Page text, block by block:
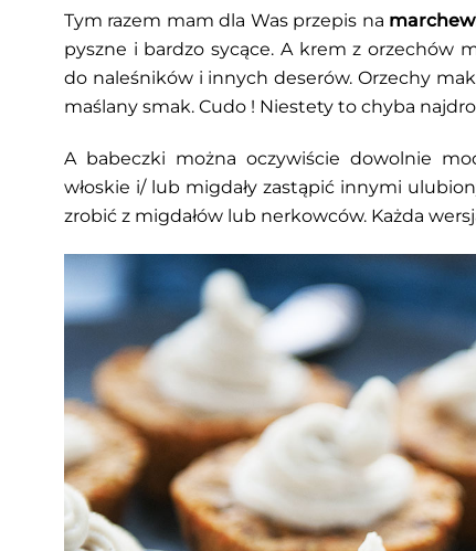
Tym razem mam dla Was przepis na
pyszne i bardzo sycące. A krem z orzechów
do naleśników i innych deserów. Orzechy
maślany smak. Cudo ! Niestety to chyba
A babeczki można oczywiście dowolnie
włoskie i/ lub migdały zastąpić innymi
zrobić z migdałów lub nerkowców. Każda